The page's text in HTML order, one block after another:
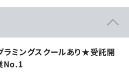
ミングスクールあり★受託開
No.1